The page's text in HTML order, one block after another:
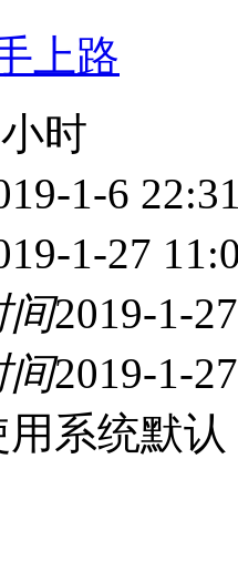
上路
时
1-6
1-27
间2019-1-
间2019-1-
用系统默认